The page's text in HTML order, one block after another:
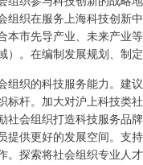
组织在服务上海科技创新
本市先导产业、未来产业
。在编制发展规划、制
织的科技服务能力。建
标杆。加大对沪上科技类
社会组织打造科技服务品
提供更好的发展空间。支
。探索将社会组织专业人